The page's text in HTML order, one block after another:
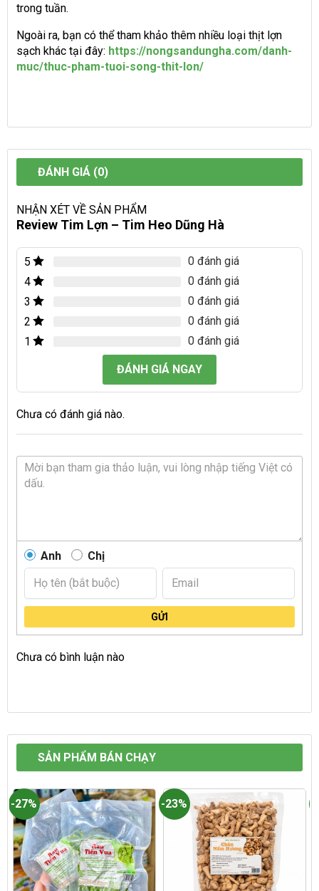
trong tuần.
Ngoài ra, bạn có thể tham khảo thêm nhiều loại thịt lợn
sạch khác tại đây: https://nongsandungha.com/danh-
muc/thuc-pham-tuoi-song-thit-lon/
ĐÁNH GIÁ (0)
NHẬN XÉT VỀ SẢN PHẨM
Review Tim Lợn – Tim Heo Dũng Hà
5
0 đánh giá
4
0 đánh giá
3
0 đánh giá
2
0 đánh giá
1
0 đánh giá
ĐÁNH GIÁ NGAY
Chưa có đánh giá nào.
Anh Chị
GỬI
Chưa có bình luận nào
SẢN PHẨM BÁN CHẠY
-27% -23%